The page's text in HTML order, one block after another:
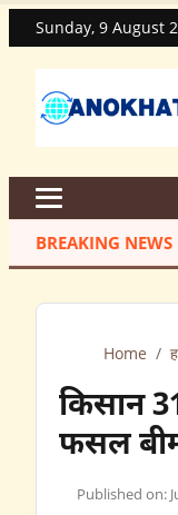
Sunday, 9 August
BREAKING NEWS
मंत्री
Home /
किसान
फसल
Published on: